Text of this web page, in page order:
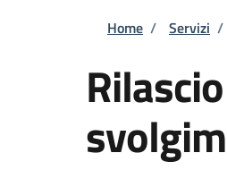
Home / Servizi /